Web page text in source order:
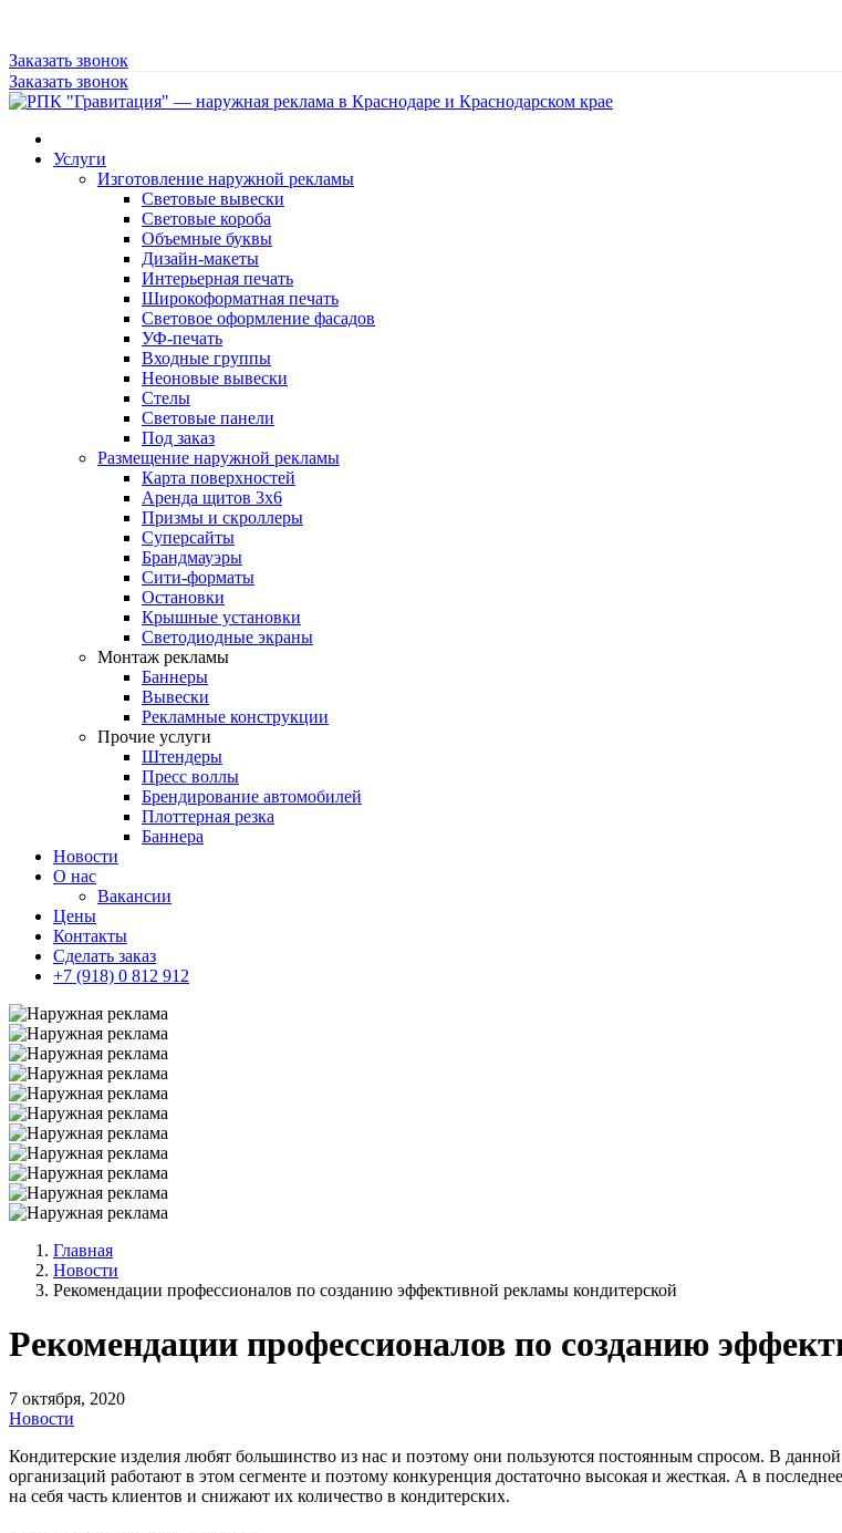
Заказать звонок
Заказать звонок
Услуги
Изготовление наружной рекламы
Световые вывески
Световые короба
Объемные буквы
Дизайн-макеты
Интерьерная печать
Широкоформатная печать
Световое оформление фасадов
УФ-печать
Входные группы
Неоновые вывески
Стелы
Световые панели
Под заказ
Размещение наружной рекламы
Карта поверхностей
Аренда щитов 3х6
Призмы и скроллеры
Суперсайты
Брандмауэры
Сити-форматы
Остановки
Крышные установки
Светодиодные экраны
Монтаж рекламы
Баннеры
Вывески
Рекламные конструкции
Прочие услуги
Штендеры
Пресс воллы
Брендирование автомобилей
Плоттерная резка
Баннера
Новости
О нас
Вакансии
Цены
Контакты
Сделать заказ
+7 (918) 0 812 912
Главная
Новости
Рекомендации профессионалов по созданию эффективной рекламы кондитерской
Рекомендации профессионалов по созданию
7 октября, 2020
Новости
Кондитерские изделия любят большинство из нас и поэтому они пользуются постоянным спросом. В
организаций работают в этом сегменте и поэтому конкуренция достаточно высокая и жесткая. А в
на себя часть клиентов и снижают их количество в кондитерских.